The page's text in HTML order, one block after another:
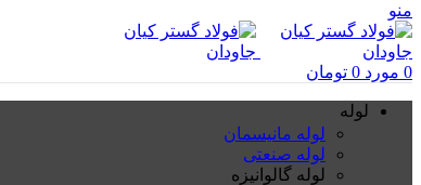
منو
0 مورد 0 تومان
لوله
لوله مانیسمان
لوله صنعتی
لوله گالوانیزه